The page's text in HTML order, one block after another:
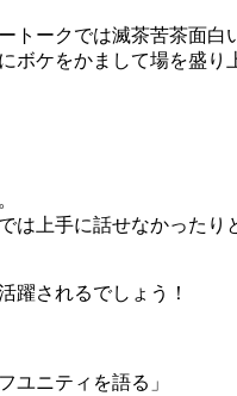
トークでは滅茶苦茶面白
ボケをかまして場を盛り
は上手に話せなかったり
躍されるでしょう！
ユニティを語る」